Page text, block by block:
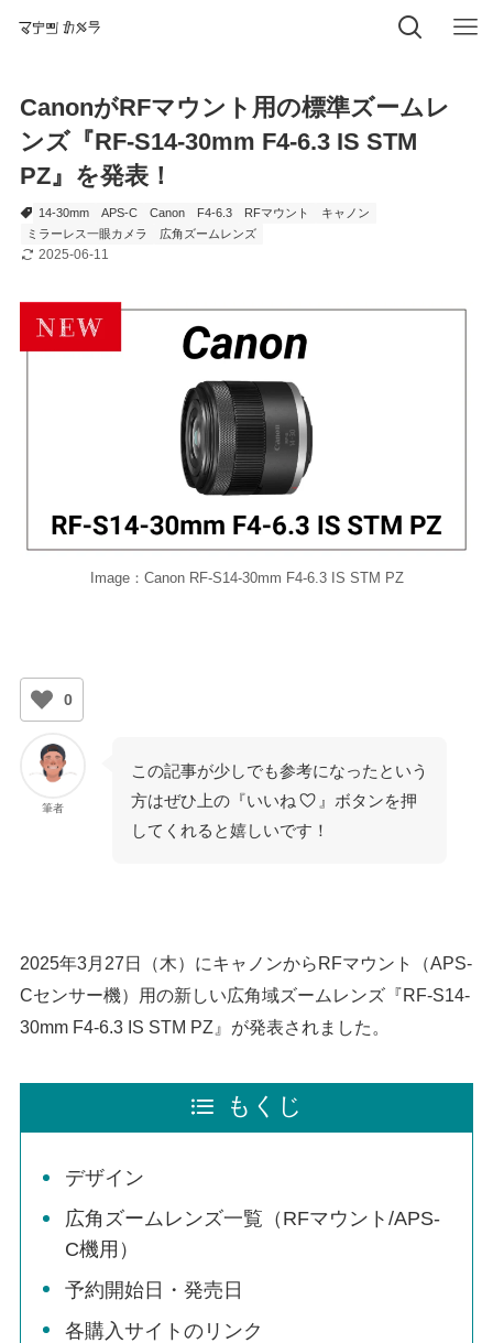
CanonがRFマウント用の標準ズームレ
ンズ『RF-S14-30mm F4-6.3 IS STM
PZ』を発表！
14-30mm APS-C Canon F4-6.3 RFマウント
キャノン
ミラーレス一眼カメラ
広角ズームレンズ
2025-06-11
Image：Canon RF-S14-30mm F4-6.3 IS STM PZ
0
筆者
この記事が少しでも参考になったという
方はぜひ上の『いいね
』ボタンを押
してくれると嬉しいです！
2025年3月27日（木）にキャノンからRFマウント（APS-
Cセンサー機）用の新しい広角域ズームレンズ『RF-S14-
30mm F4-6.3 IS STM PZ』が発表されました。
もくじ
デザイン
広角ズームレンズ一覧（RFマウント/APS-
C機用）
予約開始日・発売日
各購入サイトのリンク